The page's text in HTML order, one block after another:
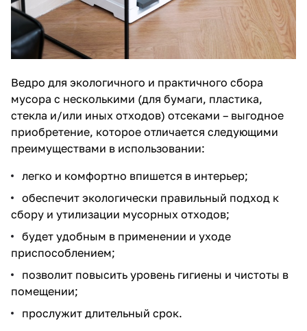
Ведро для экологичного и практичного сбора
мусора с несколькими (для бумаги, пластика,
стекла и/или иных отходов) отсеками – выгодное
приобретение, которое отличается следующими
преимуществами в использовании:
легко и комфортно впишется в интерьер;
обеспечит экологически правильный подход к
сбору и утилизации мусорных отходов;
будет удобным в применении и уходе
приспособлением;
позволит повысить уровень гигиены и чистоты в
помещении;
прослужит длительный срок.